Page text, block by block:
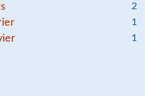
2
1
1